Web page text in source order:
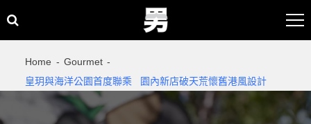
to
to
Home
Gourmet
皇玥與海洋公園首度聯乘 園內新店破天荒懷舊港風設計